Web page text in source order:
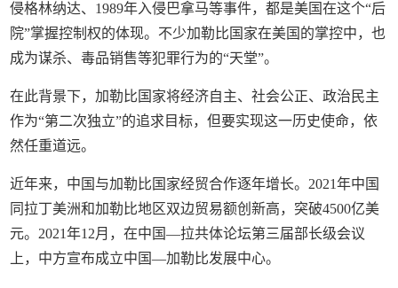
侵格林纳达、1989年入侵巴拿马等事件，都是美国在这个“后
院”掌握控制权的体现。不少加勒比国家在美国的掌控中，也
成为谋杀、毒品销售等犯罪行为的“天堂”。
在此背景下，加勒比国家将经济自主、社会公正、政治民主
作为“第二次独立”的追求目标，但要实现这一历史使命，依
然任重道远。
近年来，中国与加勒比国家经贸合作逐年增长。2021年中国
同拉丁美洲和加勒比地区双边贸易额创新高，突破4500亿美
元。2021年12月，在中国—拉共体论坛第三届部长级会议
上，中方宣布成立中国—加勒比发展中心。